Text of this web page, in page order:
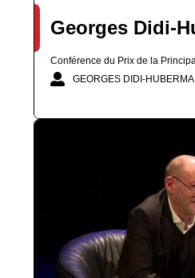
Georges Didi-
Conférence du Prix de la
GEORGES DIDI-